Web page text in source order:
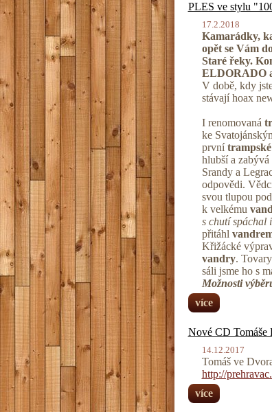
PLES ve stylu
17.2.2018
Kamarádky,
opět se Vám
Staré řeky.
ELDORADO
V době, kdy
stávají hoax
I renomovaná
ke
prvnítrampské
hlubší a
Srandy a
odpovědi.
svou tlupou
k velkému
s chutí spáchal
přitáhl
Křižácké
vandry.
sáli jsme ho s
Možnosti
více
Nové CD Tomáše
14.12.2017
Tomáš ve
http://
více